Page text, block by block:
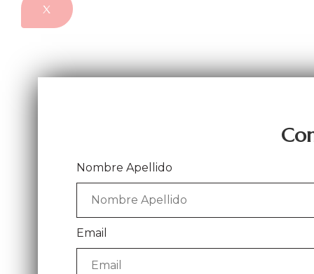
X
Nombre Apellido
Email